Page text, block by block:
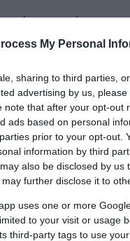
My Personal
sharing to third parties,
advertising by us,
note that after your opt-out
ads based on personal
prior to your opt-out.
information by third
also be disclosed by us
further disclose it to
uses one or more
to your visit or usage
third-party tags to use
του νέου
σε ρωσικό
για πρώτη φορά
έχουν
όχι όμως
σε υπόστεγο και
πτέραρχος